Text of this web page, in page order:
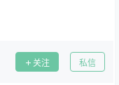
关注 私信